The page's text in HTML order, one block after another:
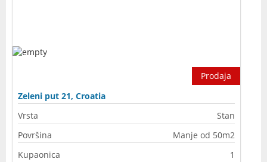
Prodaja
Zeleni put 21, Croatia
Vrsta
Stan
Površina
Manje od 50m2
Kupaonica
1